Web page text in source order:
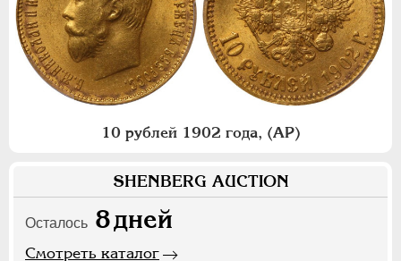
10 рублей 1902 года, (АР)
SHENBERG AUCTION
Осталось 8дней
Смотреть каталог